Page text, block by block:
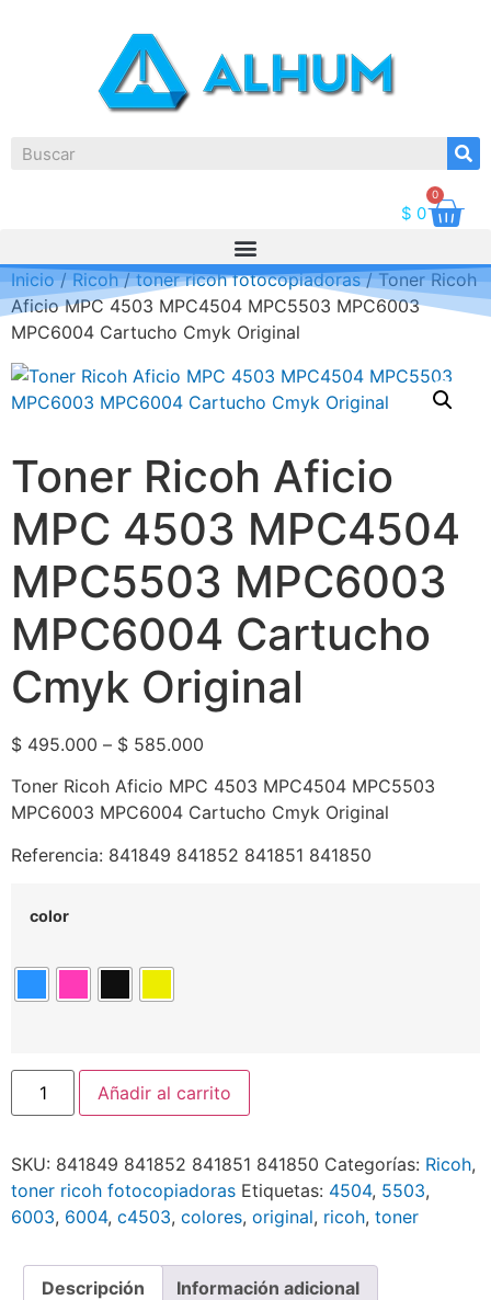
$ 0
0
Inicio/Ricoh/toner ricoh fotocopiadoras/ Toner Ricoh
Aficio MPC 4503 MPC4504 MPC5503 MPC6003
MPC6004 Cartucho Cmyk Original
Toner Ricoh Aficio
MPC 4503 MPC4504
MPC5503 MPC6003
MPC6004 Cartucho
Cmyk Original
$ 495.000 – $ 585.000
Toner Ricoh Aficio MPC 4503 MPC4504 MPC5503
MPC6003 MPC6004 Cartucho Cmyk Original
Referencia: 841849 841852 841851 841850
color
Añadir al carrito
SKU: 841849 841852 841851 841850 Categorías: Ricoh,
toner ricoh fotocopiadoras Etiquetas: 4504, 5503,
6003, 6004, c4503, colores, original, ricoh, toner
Descripción Información adicional